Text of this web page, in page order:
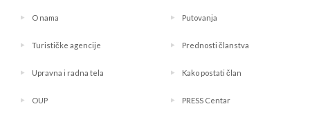
O nama Putovanja
Turističke agencije Prednosti članstva
Upravna i radna tela Kako postati član
OUP PRESS Centar